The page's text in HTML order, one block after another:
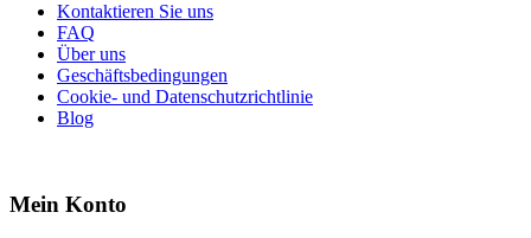
Kontaktieren Sie uns
FAQ
Über uns
Geschäftsbedingungen
Cookie- und Datenschutzrichtlinie
Blog
Mein Konto